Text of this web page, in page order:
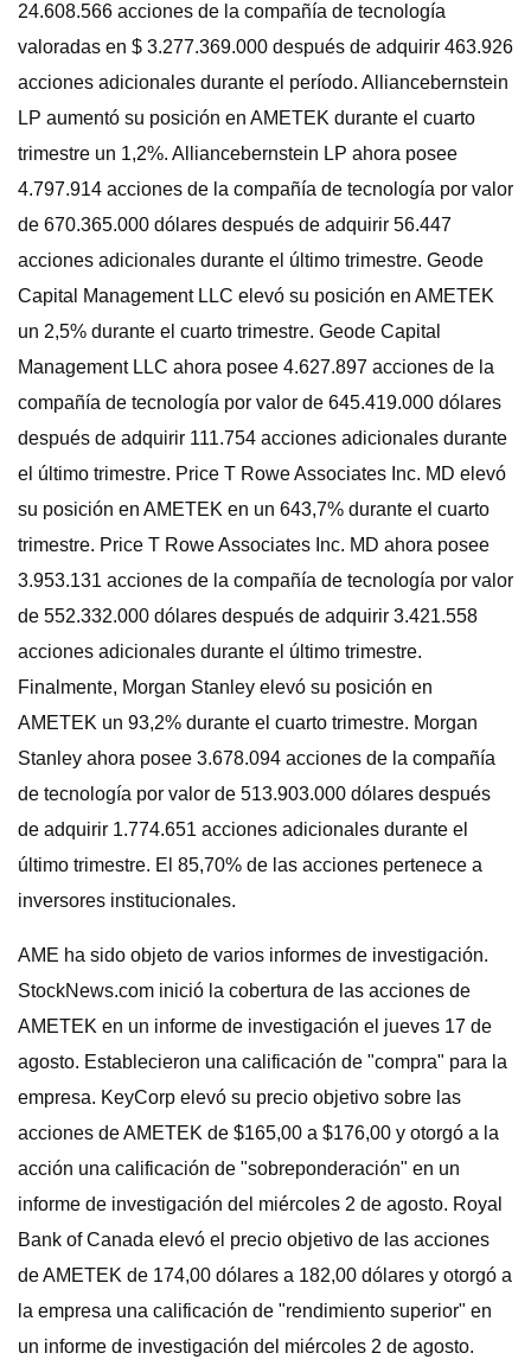
24.608.566 acciones de la compañía de tecnología
valoradas en $ 3.277.369.000 después de adquirir 463.926
acciones adicionales durante el período. Alliancebernstein
LP aumentó su posición en AMETEK durante el cuarto
trimestre un 1,2%. Alliancebernstein LP ahora posee
4.797.914 acciones de la compañía de tecnología por valor
de 670.365.000 dólares después de adquirir 56.447
acciones adicionales durante el último trimestre. Geode
Capital Management LLC elevó su posición en AMETEK
un 2,5% durante el cuarto trimestre. Geode Capital
Management LLC ahora posee 4.627.897 acciones de la
compañía de tecnología por valor de 645.419.000 dólares
después de adquirir 111.754 acciones adicionales durante
el último trimestre. Price T Rowe Associates Inc. MD elevó
su posición en AMETEK en un 643,7% durante el cuarto
trimestre. Price T Rowe Associates Inc. MD ahora posee
3.953.131 acciones de la compañía de tecnología por valor
de 552.332.000 dólares después de adquirir 3.421.558
acciones adicionales durante el último trimestre.
Finalmente, Morgan Stanley elevó su posición en
AMETEK un 93,2% durante el cuarto trimestre. Morgan
Stanley ahora posee 3.678.094 acciones de la compañía
de tecnología por valor de 513.903.000 dólares después
de adquirir 1.774.651 acciones adicionales durante el
último trimestre. El 85,70% de las acciones pertenece a
inversores institucionales.
AME ha sido objeto de varios informes de investigación.
StockNews.com inició la cobertura de las acciones de
AMETEK en un informe de investigación el jueves 17 de
agosto. Establecieron una calificación de "compra" para la
empresa. KeyCorp elevó su precio objetivo sobre las
acciones de AMETEK de $165,00 a $176,00 y otorgó a la
acción una calificación de "sobreponderación" en un
informe de investigación del miércoles 2 de agosto. Royal
Bank of Canada elevó el precio objetivo de las acciones
de AMETEK de 174,00 dólares a 182,00 dólares y otorgó a
la empresa una calificación de "rendimiento superior" en
un informe de investigación del miércoles 2 de agosto.